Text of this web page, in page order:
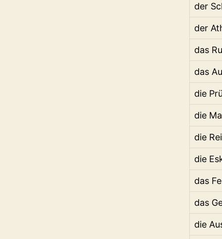
der
der
das
das
die
die
die
die
das
das
die